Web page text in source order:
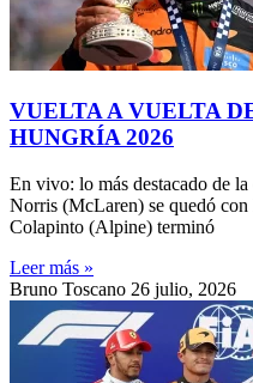
VUELTA A VUELTA
HUNGRÍA 2026
En vivo: lo más destacado de
Norris (McLaren) se quedó
Colapinto (Alpine) terminó
Leer más »
Bruno Toscano 26 julio, 2026